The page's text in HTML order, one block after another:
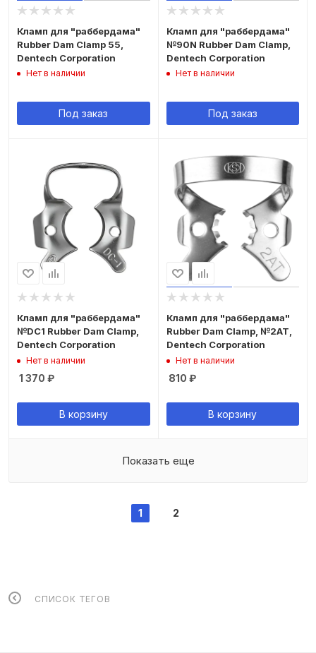
Кламп для "раббердама"
Rubber Dam Clamp 55,
Dentech Corporation
Нет в наличии
Под заказ
Кламп для "раббердама"
№90N Rubber Dam Clamp,
Dentech Corporation
Нет в наличии
Под заказ
Кламп для "раббердама"
№DC1 Rubber Dam Clamp,
Dentech Corporation
Нет в наличии
1 370 ₽
В корзину
Кламп для "раббердама"
Rubber Dam Clamp, №2АТ,
Dentech Corporation
Нет в наличии
810 ₽
В корзину
Показать еще
1 2
СПИСОК ТЕГОВ